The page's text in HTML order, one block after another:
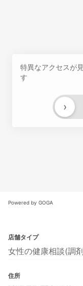
特異なアクセスが
す
›
Powered by GOGA
店舗タイプ
女性の健康相談(調
住所